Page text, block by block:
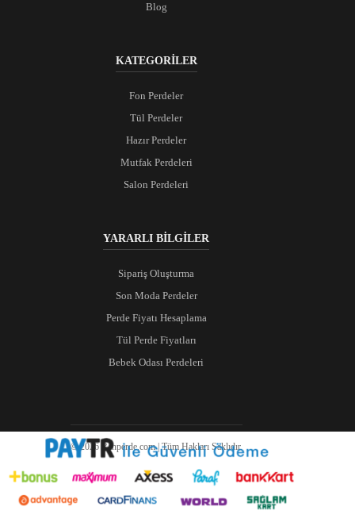
Blog
KATEGORİLER
Fon Perdeler
Tül Perdeler
Hazır Perdeler
Mutfak Perdeleri
Salon Perdeleri
YARARLI BİLGİLER
Sipariş Oluşturma
Son Moda Perdeler
Perde Fiyatı Hesaplama
Tül Perde Fiyatları
Bebek Odası Perdeleri
© 2026 Ranperde.com | Tüm Hakları Saklıdır.